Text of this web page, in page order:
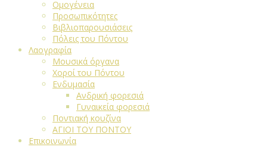
Ομογένεια
Προσωπικότητες
Βιβλιοπαρουσιάσεις
Πόλεις του Πόντου
Λαογραφία
Μουσικά όργανα
Χοροί του Πόντου
Ενδυμασία
Ανδρική φορεσιά
Γυναικεία φορεσιά
Ποντιακή κουζίνα
ΑΓΙΟΙ ΤΟΥ ΠΟΝΤΟΥ
Επικοινωνία